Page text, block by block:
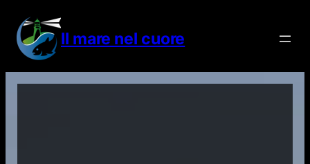
contenuto
Il mare nel cuore